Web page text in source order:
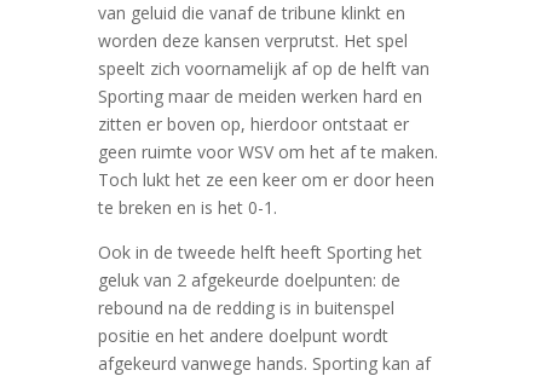
van geluid die vanaf de tribune klinkt en
worden deze kansen verprutst. Het spel
speelt zich voornamelijk af op de helft van
Sporting maar de meiden werken hard en
zitten er boven op, hierdoor ontstaat er
geen ruimte voor WSV om het af te maken.
Toch lukt het ze een keer om er door heen
te breken en is het 0-1.
Ook in de tweede helft heeft Sporting het
geluk van 2 afgekeurde doelpunten: de
rebound na de redding is in buitenspel
positie en het andere doelpunt wordt
afgekeurd vanwege hands. Sporting kan af